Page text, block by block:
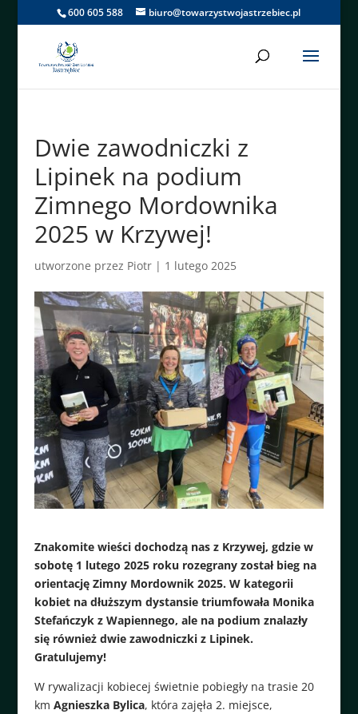
600 605 588 biuro@towarzystwojastrzebiec.pl
Dwie zawodniczki z
Lipinek na podium
Zimnego Mordownika
2025 w Krzywej!
utworzone przez Piotr| 1 lutego 2025
Znakomite wieści dochodzą nas z Krzywej, gdzie w
sobotę 1 lutego 2025 roku rozegrany został bieg na
orientację Zimny Mordownik 2025. W kategorii
kobiet na dłuższym dystansie triumfowała Monika
Stefańczyk z Wapiennego, ale na podium znalazły
się również dwie zawodniczki z Lipinek.
Gratulujemy!
W rywalizacji kobiecej świetnie pobiegły na trasie 20
km Agnieszka Bylica, która zajęła 2. miejsce,